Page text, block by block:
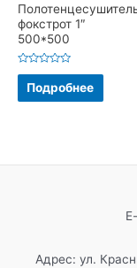
фокстрот 1″
500*500
Оценка
5
Подробнее
Адрес: ул.